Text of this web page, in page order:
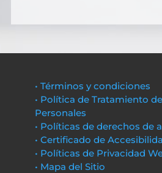
• Términos y condiciones
• Política de Tratamiento
Personales
• Políticas de derechos de
• Certificado de
• Políticas de Privacidad
• Mapa del Sitio